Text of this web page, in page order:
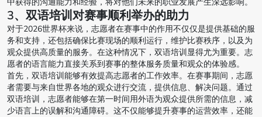
3、双语培训对赛事顺利举办的助力
对于2026世界杯来说，志愿者在赛事中的作用不仅仅是提供基础的服
务和支持，还包括确保比赛现场的顺利运行，维护比赛秩序，以及为
观众提供高质量的服务。在这种情况下，双语培训显得尤为重要。志
愿者的语言能力直接关系到赛事的整体服务质量和观众的体验感。
首先，双语培训能够有效提高志愿者的工作效率。在赛事期间，志愿
者需要与来自世界各地的观众进行交流，提供信息、解决问题。通过
双语培训，志愿者能够在第一时间用外语为观众提供所需的信息，减
少语言上的误解和沟通障碍。这不仅能够提升赛事的运营效率，还能